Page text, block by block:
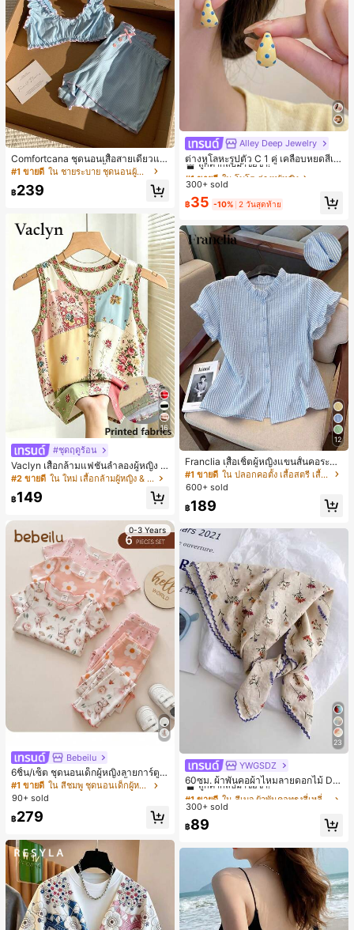
Comfortcana ชุดนอนเสื้อสายเดี่ยวแต่
งระบายและกางเกงขาสั้นสำหรับผู้หญิง
#1 ขายดี ใน ชายระบาย ชุดนอนผู้หญิง
฿239
16
#ชุดฤดูร้อน
Vaclyn เสื้อกล้ามแฟชั่นลำลองผู้หญิง ล
ายแพตช์เวิร์ก แขนกุด คอกลม ติดกระดุ
#2 ขายดี ใน ใหม่ เสื้อกล้ามผู้หญิง & Camis
฿149
0-3 Years
Bebeilu
6ชิ้น/เซ็ต ชุดนอนเด็กผู้หญิงลายการ์ตูน
หมีและดอกไม้ คอกลม แขนสั้น กางเกง
ขาสั้น ขอบระบาย สวมใส่สบาย
#1 ขายดี
ใน สีชมพู ชุดนอนเด็กผู้หญิง
90+ sold
฿279
Alley Deep Jewelry
ต่างหูโลหะรูปตัว C 1 คู่ เคลือบหยดสีเห
ลือง ลายจุดสีน้ำเงิน สไตล์ยุโรปและอเม
ริกัน แฟชั่นส่วนตัว หวานและสง่างาม
สำหรับผู้หญิงและเด็กหญิง สำหรับการเ
ดินทาง งานแต่งงาน ปาร์ตี้ วันเกิด ของ
#1 ขายดี ใน โบโฮ ต่างหูผู้หญิง
ลูกค้ากลับมาซื้อซ้ำ!
เกือบหมดแล้ว!
#1 ขายดี
ลูกค้ากลับมาซื้อซ้ำ!
เกือบหมดแล้ว!
#1 ขายดี
ลูกค้ากลับมาซื้อซ้ำ!
เกือบหมดแล้ว!
#1 ขายดี ใน โบโฮ ต่างหูผู้หญิง
เกือบหมดแล้ว!
300+ sold
฿35 -10% 2 วันสุดท้าย
12
Franclia เสื้อเชิ้ตผู้หญิงแขนสั้นคอระบา
ยกระดุมเดี่ยวลายทาง
#1 ขายดี
ใน ปลอกคอตั้ง เสื้อสตรี เสื้อเบลาส์ & Tee
600+ sold
฿189
23
YWGSDZ
60ซม. ผ้าพันคอผ้าไหมลายดอกไม้ Dit
sy สีเบจ, เครื่องประดับใหม่สำหรับผู้หญิ
งฤดูใบไม้ผลิ/ฤดูใบไม้ร่วง, ผ้าพันคอผืน
บางอเนกประสงค์หรูหรา
#1 ขายดี
ลูกค้ากลับมาซื้อซ้ำ!
#1 ขายดี
ลูกค้ากลับมาซื้อซ้ำ!
#1 ขายดี
ลูกค้ากลับมาซื้อซ้ำ!
#1 ขายดี
ใน สีเบจ ผ้าพันคอทรงสี่เหลี่ยมและผ้าพันคอสำหรับผู้
300+ sold
฿89